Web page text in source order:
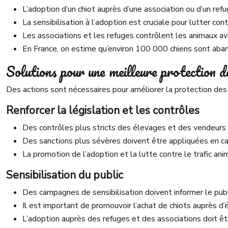
L’adoption d’un chiot auprès d’une association ou d’un
La sensibilisation à l’adoption est cruciale pour lutter
Les associations et les refuges contrôlent les animaux
En France, on estime qu’environ 100 000 chiens sont
Solutions pour une meilleure protection
Des actions sont nécessaires pour améliorer la protection
Renforcer la législation et les contrôles
Des contrôles plus stricts des élevages et des vendeurs
Des sanctions plus sévères doivent être appliquées en
La promotion de l’adoption et la lutte contre le trafic
Sensibilisation du public
Des campagnes de sensibilisation doivent informer le
Il est important de promouvoir l’achat de chiots auprès
L’adoption auprès des refuges et des associations doit